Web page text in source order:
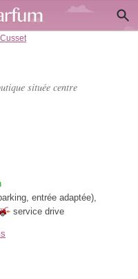
Cusset
située centre
entrée adaptée),
service drive